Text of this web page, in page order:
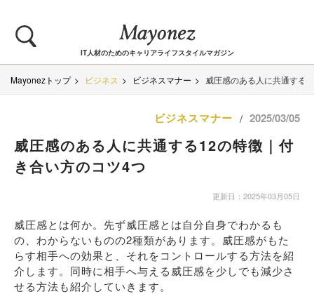
IT人材のためのキャリアライフスタイルマガジン
Mayonezトップ ビジネス ビジネスマナー 威圧感のある人に共通する
ビジネスマナー / 2025/03/05
威圧感のある人に共通する12の特徴｜付
き合い方のコツ4つ
更新日：2025年03月05日
威圧感とは何か。先ず威圧感とは自分自身でわかるも
の、わからないものの2種類があります。威圧感がもた
らす相手への効果と、それをコントロールする方法を紹
介します。同時に相手へ与える威圧感を少しでも減少さ
せる方法も紹介していきます。